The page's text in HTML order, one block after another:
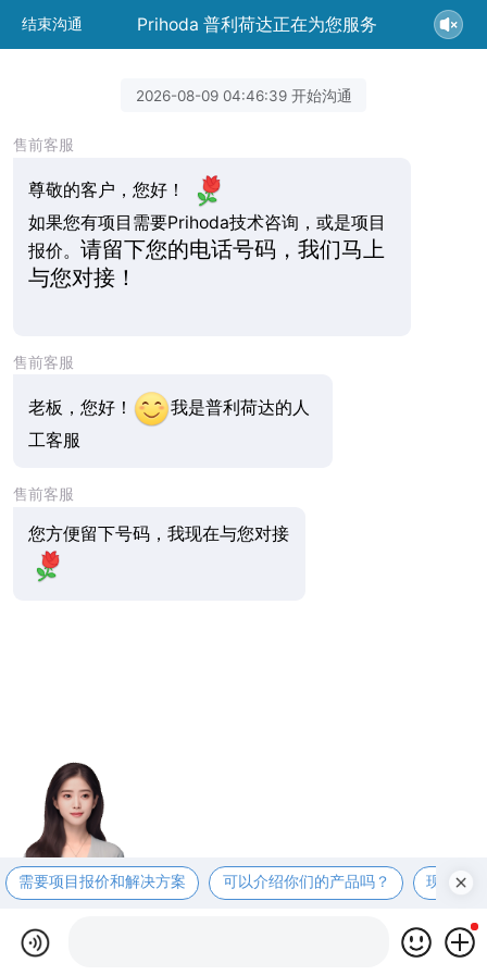
结束沟通 Prihoda 普利荷达正在为您服务
2026-08-09 04:46:39 开始沟通
售前客服
尊敬的客户，您好！
如果您有项目需要Prihoda技术咨询，或是项目
报价。 请留下您的电话号码，我们马上
与您对接！
售前客服
老板，您好！
我是普利荷达的人
工客服
售前客服
您方便留下号码，我现在与您对接
需要项目报价和解决方案 可以介绍你们的产品吗？ 现在有